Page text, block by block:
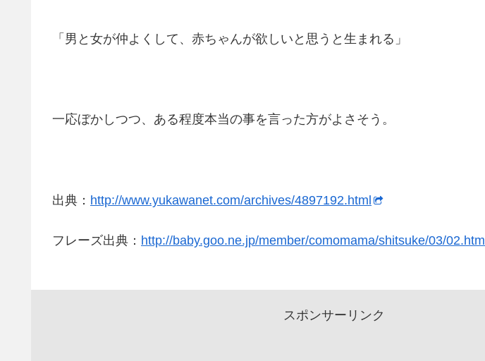
「男と女が仲よくして、赤ちゃんが欲しいと思うと生まれる」
一応ぼかしつつ、ある程度本当の事を言った方がよさそう。
出典： http://www.yukawanet.com/archives/4897192.html
フレーズ出典： http://baby.goo.ne.jp/member/comomama/shitsuke/03/02.html
スポンサーリンク